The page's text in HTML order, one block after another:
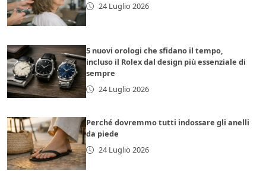
24 Luglio 2026
5 nuovi orologi che sfidano il tempo,
incluso il Rolex dal design più essenziale di
sempre
24 Luglio 2026
Perché dovremmo tutti indossare gli anelli
da piede
24 Luglio 2026